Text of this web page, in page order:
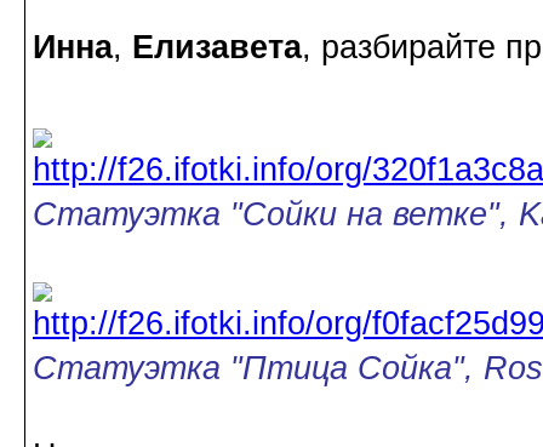
Инна, Елизавета, разбирайте
Статуэтка "Сойки на ветке",
Статуэтка "Птица Сойка",